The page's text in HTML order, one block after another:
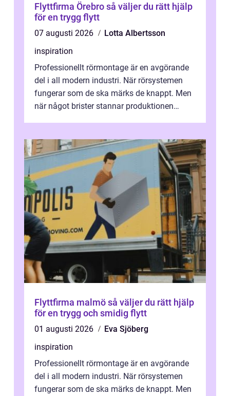
Flyttfirma Örebro så väljer du rätt hjälp
för en trygg flytt
07 augusti 2026
Lotta Albertsson
inspiration
Professionellt rörmontage är en avgörande
del i all modern industri. När rörsystemen
fungerar som de ska märks de knappt. Men
när något brister stannar produktionen
Flyttfirma malmö så väljer du rätt hjälp
för en trygg och smidig flytt
01 augusti 2026
Eva Sjöberg
inspiration
Professionellt rörmontage är en avgörande
del i all modern industri. När rörsystemen
fungerar som de ska märks de knappt. Men